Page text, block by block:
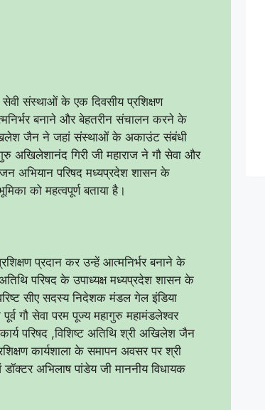
संस्थाओं के एक दिवसीय प्रशिक्षण
बनाने और बेहतरीन संचालन करने के
जैन ने जहां संस्थाओं के अकाउंट संबंधी
अखिलेशानंद गिरी जी महाराज ने गौ सेवा और
अभियान परिषद मध्यप्रदेश शासन के
को महत्वपूर्ण बताया है।
प्रदान कर उन्हें आत्मनिर्भर बनाने के
परिषद के उपाध्यक्ष मध्यप्रदेश शासन के
सीए सदस्य निदेशक मंडल गेल इंडिया
गौ सेवा परम पूज्य महागुरुमहामंडलेश्वर
कार्य परिषद ,विशिष्ट अतिथि श्री अखिलेश जैन
कार्यशाला के समापन अवसर पर श्री
अभिलाष पांडेय जी माननीय विधायक